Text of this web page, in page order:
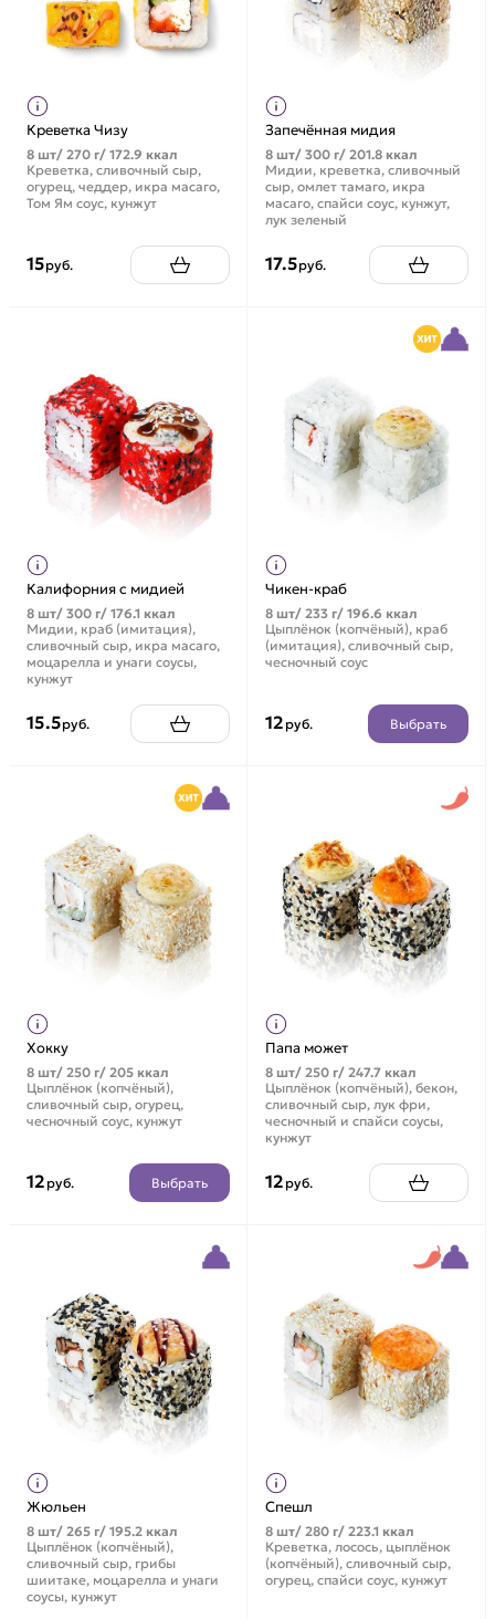
Креветка Чизу
8 шт/ 270 г/ 172.9 ккал
Креветка, сливочный сыр,
огурец, чеддер, икра масаго,
Том Ям соус, кунжут
15руб.
Запечённая мидия
8 шт/ 300 г/ 201.8 ккал
Мидии, креветка, сливочный
сыр, омлет тамаго, икра
масаго, спайси соус, кунжут,
лук зеленый
17.5руб.
Калифорния с мидией
8 шт/ 300 г/ 176.1 ккал
Мидии, краб (имитация),
сливочный сыр, икра масаго,
моцарелла и унаги соусы,
кунжут
15.5руб.
Чикен-краб
8 шт/ 233 г/ 196.6 ккал
Цыплёнок (копчёный), краб
(имитация), сливочный сыр,
чесночный соус
12 руб. Выбрать
Хокку
8 шт/ 250 г/ 205 ккал
Цыплёнок (копчёный),
сливочный сыр, огурец,
чесночный соус, кунжут
12 руб. Выбрать
Папа может
8 шт/ 250 г/ 247.7 ккал
Цыплёнок (копчёный), бекон,
сливочный сыр, лук фри,
чесночный и спайси соусы,
кунжут
12 руб.
Жюльен
8 шт/ 265 г/ 195.2 ккал
Цыплёнок (копчёный),
сливочный сыр, грибы
шиитаке, моцарелла и унаги
соусы, кунжут
Спешл
8 шт/ 280 г/ 223.1 ккал
Креветка, лосось, цыплёнок
(копчёный), сливочный сыр,
огурец, спайси соус, кунжут